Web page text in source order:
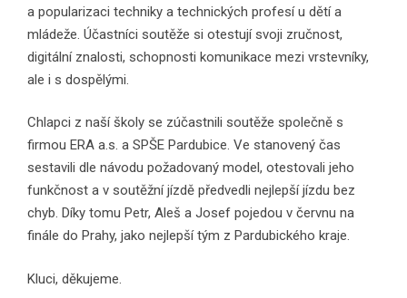
a popularizaci techniky a technických profesí u dětí a
mládeže. Účastníci soutěže si otestují svoji zručnost,
digitální znalosti, schopnosti komunikace mezi vrstevníky,
ale i s dospělými.
Chlapci z naší školy se zúčastnili soutěže společně s
firmou ERA a.s. a SPŠE Pardubice. Ve stanovený čas
sestavili dle návodu požadovaný model, otestovali jeho
funkčnost a v soutěžní jízdě předvedli nejlepší jízdu bez
chyb. Díky tomu Petr, Aleš a Josef pojedou v červnu na
finále do Prahy, jako nejlepší tým z Pardubického kraje.
Kluci, děkujeme.